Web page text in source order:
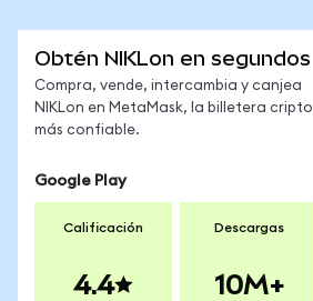
Obtén NIKLon en segundos
Compra, vende, intercambia y canjea
NIKLon en MetaMask, la billetera cripto
más confiable.
Google Play
Calificación
4.4
Descargas
10M+